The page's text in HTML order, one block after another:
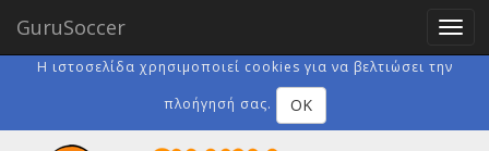
Η ιστοσελίδα χρησιμοποιεί cookies για να βελτιώσει την
πλοήγησή σας. OK
GuruSoccer